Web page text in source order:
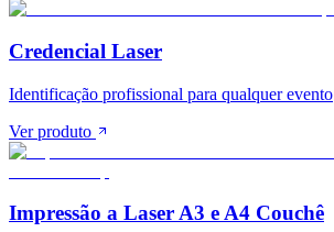
Credencial Laser
Identificação profissional para qualquer evento
Ver produto
Impressão a Laser A3 e A4 Couchê